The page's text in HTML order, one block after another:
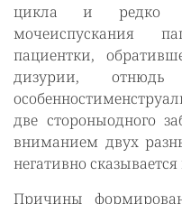
цикла и редко
мочеиспускания
пациентки,
дизурии,
две стороныодного
вниманием двух
негативно
Причины